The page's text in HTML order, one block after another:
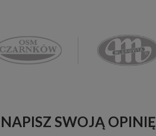
NAPISZ SWOJĄ OPINIĘ